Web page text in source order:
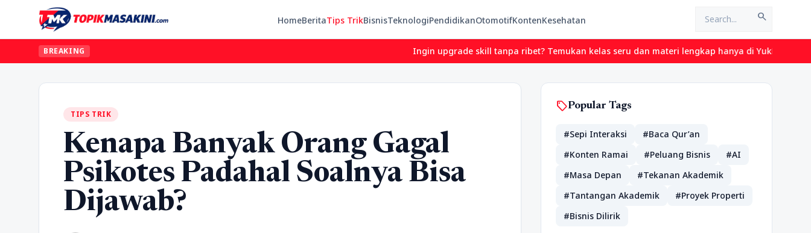
HomeBeritaTips TrikBisnisTeknologiPendidikanOtomotifKontenKesehatan search
BREAKING Ingin upgrade skill tanpa ribet? Temukan kelas seru dan materi lengkap hanya di YukBelajar.com.
TIPS TRIK
Kenapa Banyak Orang Gagal
Psikotes Padahal Soalnya Bisa
Dijawab?
sellPopular Tags
#Sepi Interaksi
#Baca Qur’an
#Konten Ramai
#Peluang Bisnis
#AI
#Masa Depan
#Tekanan Akademik
#Tantangan Akademik
#Proyek Properti
#Bisnis Dilirik